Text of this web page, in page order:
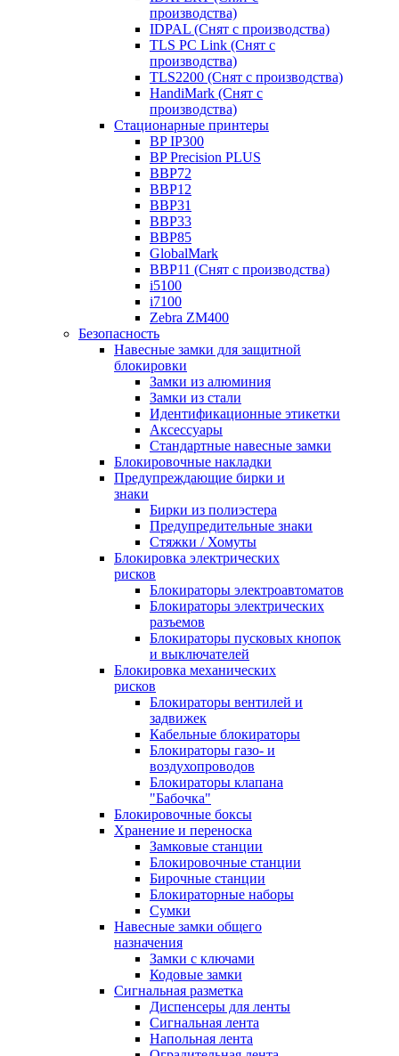
производства)
IDPAL (Снят с производства)
TLS PC Link (Снят с
производства)
TLS2200 (Снят с производства)
HandiMark (Снят с
производства)
Стационарные принтеры
BP IP300
BP Precision PLUS
BBP72
BBP12
BBP31
BBP33
BBP85
GlobalMark
BBP11 (Снят с производства)
i5100
i7100
Zebra ZM400
Безопасность
Навесные замки для защитной
блокировки
Замки из алюминия
Замки из стали
Идентификационные этикетки
Аксессуары
Стандартные навесные замки
Блокировочные накладки
Предупреждающие бирки и
знаки
Бирки из полиэстера
Предупредительные знаки
Стяжки / Хомуты
Блокировка электрических
рисков
Блокираторы электроавтоматов
Блокираторы электрических
разъемов
Блокираторы пусковых кнопок
и выключателей
Блокировка механических
рисков
Блокираторы вентилей и
задвижек
Кабельные блокираторы
Блокираторы газо- и
воздухопроводов
Блокираторы клапана
"Бабочка"
Блокировочные боксы
Хранение и переноска
Замковые станции
Блокировочные станции
Бирочные станции
Блокираторные наборы
Сумки
Навесные замки общего
назначения
Замки с ключами
Кодовые замки
Сигнальная разметка
Диспенсеры для ленты
Сигнальная лента
Напольная лента